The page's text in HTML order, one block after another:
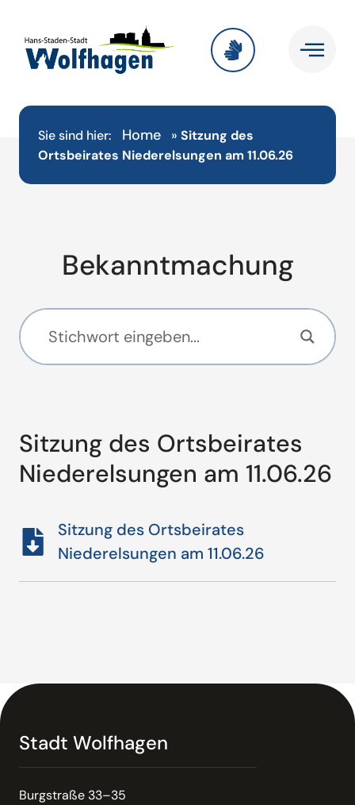
Sie sind hier: Home » Sitzung des
Ortsbeirates Niederelsungen am 11.06.26
Bekanntmachung
Sitzung des Ortsbeirates
Niederelsungen am 11.06.26
Sitzung des Ortsbeirates
Niederelsungen am 11.06.26
Stadt Wolfhagen
Burgstraße 33–35